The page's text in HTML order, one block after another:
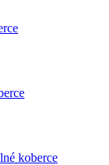
koberce